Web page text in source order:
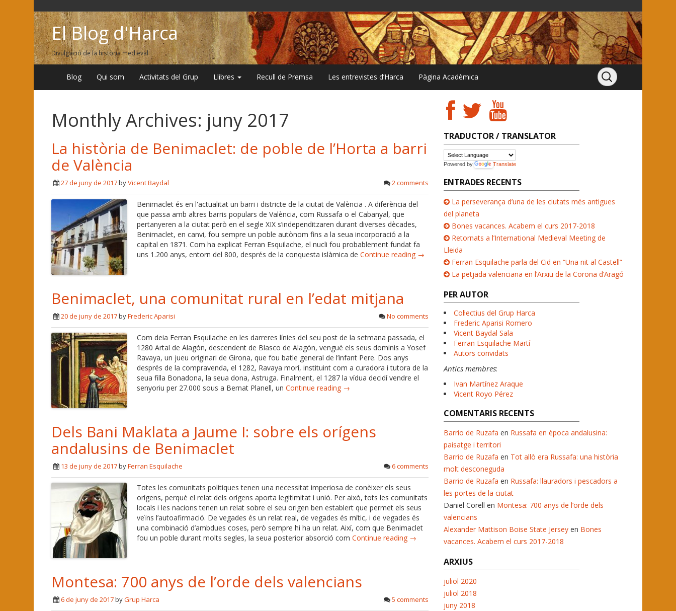
El Blog d'Harca
Divulgació de la història medieval
Blog Qui som Activitats del Grup Llibres Recull de Premsa Les entrevistes d’Harca Pàgina Acadèmica
Monthly Archives: juny 2017
La història de Benimaclet: de poble de l’Horta a barri
de València
27 de juny de 2017byVicent Baydal 2 comments
Benimaclet és en l'actualitat un barri i districte de la ciutat de València . A diferència del
que passa amb altres barris populars de València, com Russafa o el Cabanyal, que
pertanyeren a la ciutat però en el segle XIX s’independitzaren durant diverses dècades,
Benimaclet, en canvi, fou sempre un poble autònom fins a la seua incorporació a la
capital en 1871. Com ha explicat Ferran Esquilache, el nucli fou probablement fundat fa
uns 1.200 anys, entorn del 800, després de la conquesta islàmica de Continue reading →
Benimaclet, una comunitat rural en l’edat mitjana
20 de juny de 2017byFrederic Aparisi No comments
Com deia Ferran Esquilache en les darreres línies del seu post de la setmana passada, el
1280 Artal de Alagón, descendent de Blasco de Alagón, vengué els seus dominis a Yosef
Ravaya, un jueu originari de Girona, que fou batle general de l’infant Pere. Dos anys
després de la compravenda, el 1282, Ravaya morí, instituint com a curadora i tutora de la
seua filla Bonadona, la seua dona, Astruga. Finalment, el 1287 la vídua decidí vendre el
senyoriu per 27.000 sous a Bernat Planell, un Continue reading →
Dels Bani Maklata a Jaume I: sobre els orígens
andalusins de Benimaclet
13 de juny de 2017byFerran Esquilache 6 comments
Totes les comunitats polítiques tenen una necessitat imperiosa de conèixer els seus
orígens, perquè el relat dels orígens aporta legitimitat i unió. Per això, tots les comunitats
locals i les nacions tenen un relat sobre el seu origen ben establert que permet els seus
veïns l’autoafirmació. De vegades és un relat real, de vegades és mític, i de vegades és
una combinació d’ambdues coses, però sempre hi ha un relat. Així, com que Benimaclet
fou un poble durant molts segles, la seua posterior absorció com Continue reading →
Montesa: 700 anys de l’orde dels valencians
6 de juny de 2017byGrup Harca 5 comments
TRADUCTOR / TRANSLATOR
Powered by Translate
ENTRADES RECENTS
La perseverança d’una de les ciutats més antigues
del planeta
Bones vacances. Acabem el curs 2017-2018
Retornats a l’International Medieval Meeting de
Lleida
Ferran Esquilache parla del Cid en “Una nit al Castell”
La petjada valenciana en l’Arxiu de la Corona d’Aragó
PER AUTOR
Col·lectius del Grup Harca
Frederic Aparisi Romero
Vicent Baydal Sala
Ferran Esquilache Martí
Autors convidats
Antics membres:
Ivan Martínez Araque
Vicent Royo Pérez
COMENTARIS RECENTS
Barrio de Ruzafa en Russafa en època andalusina:
paisatge i territori
Barrio de Ruzafa en Tot allò era Russafa: una història
molt desconeguda
Barrio de Ruzafa en Russafa: llauradors i pescadors a
les portes de la ciutat
Daniel Corell en Montesa: 700 anys de l’orde dels
valencians
Alexander Mattison Boise State Jersey en Bones
vacances. Acabem el curs 2017-2018
ARXIUS
juliol 2020
juliol 2018
juny 2018